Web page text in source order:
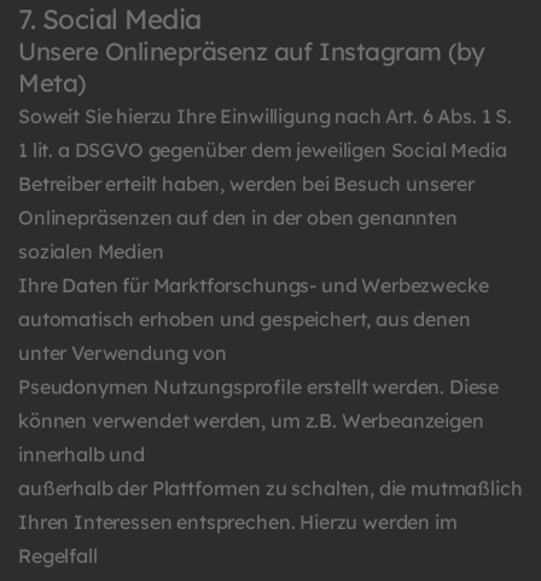
7. Social Media
Unsere Onlinepräsenz auf Instagram (by
Meta)
Soweit Sie hierzu Ihre Einwilligung nach Art. 6 Abs. 1 S.
1 lit. a DSGVO gegenüber dem jeweiligen Social Media
Betreiber erteilt haben, werden bei Besuch unserer
Onlinepräsenzen auf den in der oben genannten
sozialen Medien
Ihre Daten für Marktforschungs- und Werbezwecke
automatisch erhoben und gespeichert, aus denen
unter Verwendung von
Pseudonymen Nutzungsprofile erstellt werden. Diese
können verwendet werden, um z.B. Werbeanzeigen
innerhalb und
außerhalb der Plattformen zu schalten, die mutmaßlich
Ihren Interessen entsprechen. Hierzu werden im
Regelfall